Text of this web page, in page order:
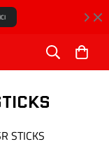
ICI
STICKS